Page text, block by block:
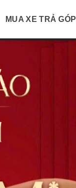
MUA XE TRẢ GÓP